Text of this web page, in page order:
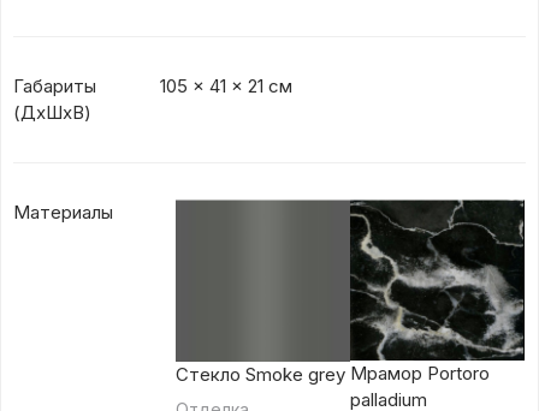
Габариты
(ДхШхВ)
105 x 41 x 21 см
Материалы
Стекло Smoke grey Мрамор Portoro
palladium